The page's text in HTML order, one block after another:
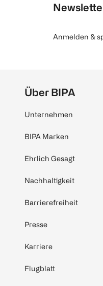
Anmelden &
Über BIPA
Unternehmen
BIPA Marken
Ehrlich Gesagt
Nachhaltigkeit
Barrierefreiheit
Presse
Karriere
Flugblatt